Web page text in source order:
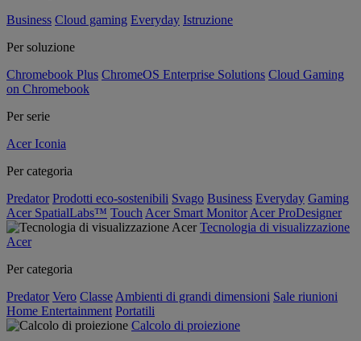
Business Cloud gaming Everyday Istruzione
Per soluzione
Chromebook Plus ChromeOS Enterprise Solutions Cloud Gaming
on Chromebook
Per serie
Acer Iconia
Per categoria
Predator Prodotti eco-sostenibili Svago Business Everyday Gaming
Acer SpatialLabs™ Touch Acer Smart Monitor Acer ProDesigner
Tecnologia di visualizzazione
Acer
Per categoria
Predator Vero Classe Ambienti di grandi dimensioni Sale riunioni
Home Entertainment Portatili
Calcolo di proiezione